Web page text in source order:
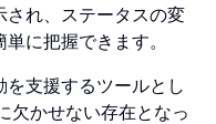
され、ステータスの変
に把握できます。
支援するツールとし
欠かせない存在となっ